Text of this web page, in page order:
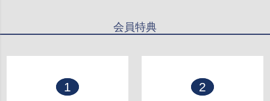
会員特典
1 2